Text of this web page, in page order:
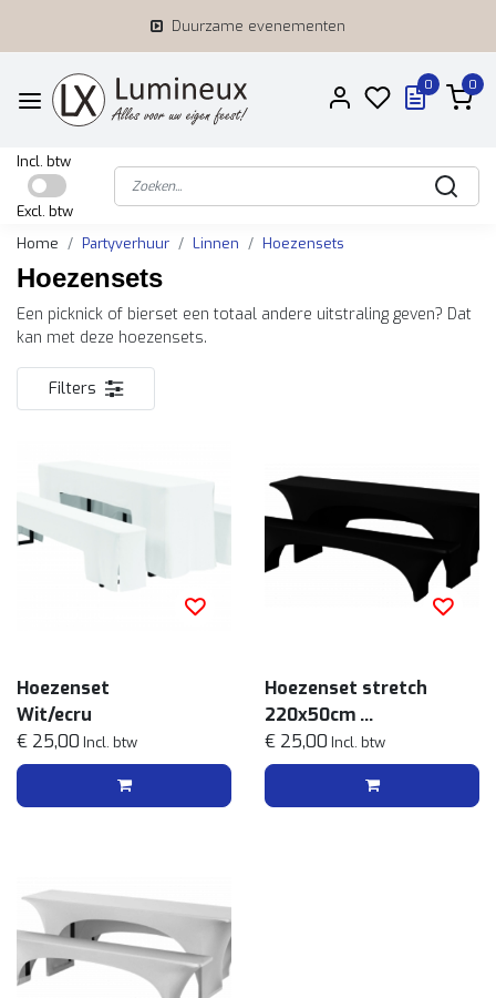
Duurzame evenementen
0 0
Incl. btw
Excl. btw
Home
Partyverhuur Linnen Hoezensets
Hoezensets
Een picknick of bierset een totaal andere uitstraling geven? Dat
kan met deze hoezensets.
Filters
Hoezenset
Wit/ecru
€ 25,00 Incl. btw
Hoezenset stretch
220x50cm
Zwart
€ 25,00 Incl. btw